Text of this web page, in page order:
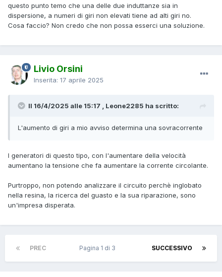
questo punto temo che una delle due induttanze sia in
dispersione, a numeri di giri non elevati tiene ad alti giri no.
Cosa faccio? Non credo che non possa esserci una soluzione.
Livio Orsini
Inserita: 17 aprile 2025
Il 16/4/2025 alle 15:17 , Leone2285 ha scritto:
L'aumento di giri a mio avviso determina una sovracorrente
I generatori di questo tipo, con l'aumentare della velocità
aumentano la tensione che fa aumentare la corrente circolante.
Purtroppo, non potendo analizzare il circuito perchè inglobato
nella resina, la ricerca del guasto e la sua riparazione, sono
un'impresa disperata.
PREC SUCCESSIVO
Pagina 1 di 3